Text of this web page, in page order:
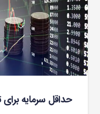
حداقل سرمایه